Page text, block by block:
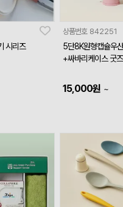
시리즈
상품번호 842251
5단8K원형캡슐우
+싸바리케이스 굿
15,000원 ~